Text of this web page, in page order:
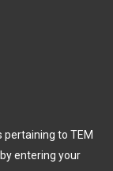
pertaining to TEM
entering your